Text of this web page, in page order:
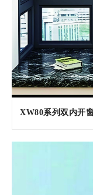
XW80系列双内开